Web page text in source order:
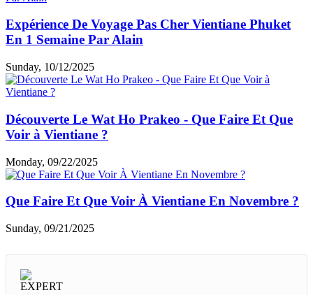
Expérience De Voyage Pas Cher Vientiane Phuket
En 1 Semaine Par Alain
Sunday, 10/12/2025
Découverte Le Wat Ho Prakeo - Que Faire Et Que
Voir à Vientiane ?
Monday, 09/22/2025
Que Faire Et Que Voir À Vientiane En Novembre ?
Sunday, 09/21/2025